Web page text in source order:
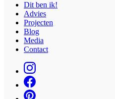
Dit ben ik!
Advies
Projecten
Blog
Media
Contact